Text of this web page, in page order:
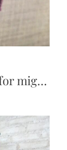
mig…